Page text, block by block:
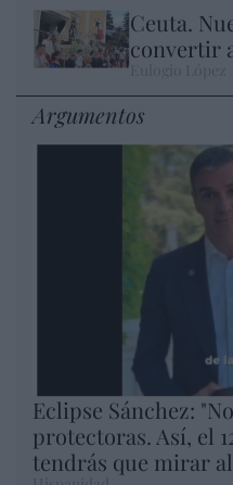
Ceuta.
convertir
Argumentos
Eclipse Sánchez:
protectoras. Así, el
tendrás que mirar